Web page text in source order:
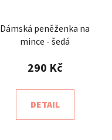
Dámská peněženka na
mince - šedá
290 Kč
DETAIL